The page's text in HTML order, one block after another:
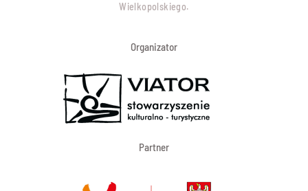
Wielkopolskiego.
Organizator
Partner